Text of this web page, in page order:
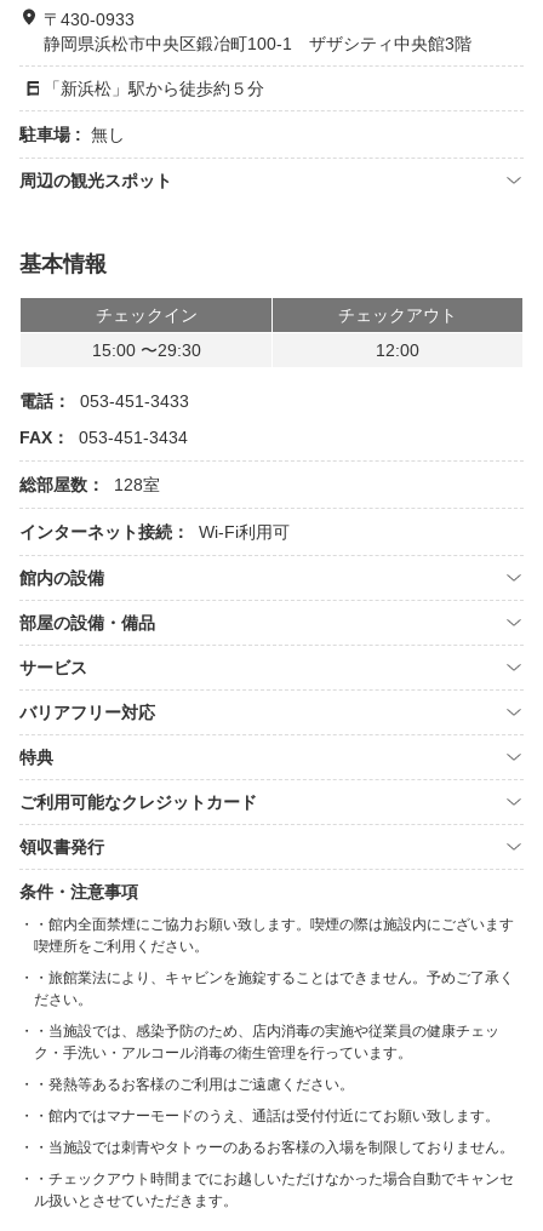
〒430-0933
静岡県浜松市中央区鍛冶町100-1 ザザシティ中央館3階
「新浜松」駅から徒歩約５分
駐車場 : 無し
周辺の観光スポット
基本情報
チェックイン
チェックアウト
15:00 〜29:30
12:00
電話：
053-451-3433
FAX：
053-451-3434
総部屋数： 128室
インターネット接続： Wi-Fi利用可
館内の設備
部屋の設備・備品
サービス
バリアフリー対応
特典
ご利用可能なクレジットカード
領収書発行
条件・注意事項
・館内全面禁煙にご協力お願い致します。喫煙の際は施設内にございます
喫煙所をご利用ください。
・旅館業法により、キャビンを施錠することはできません。予めご了承く
ださい。
・当施設では、感染予防のため、店内消毒の実施や従業員の健康チェッ
ク・手洗い・アルコール消毒の衛生管理を行っています。
・発熱等あるお客様のご利用はご遠慮ください。
・館内ではマナーモードのうえ、通話は受付付近にてお願い致します。
・当施設では刺青やタトゥーのあるお客様の入場を制限しておりません。
・チェックアウト時間までにお越しいただけなかった場合自動でキャンセ
ル扱いとさせていただきます。